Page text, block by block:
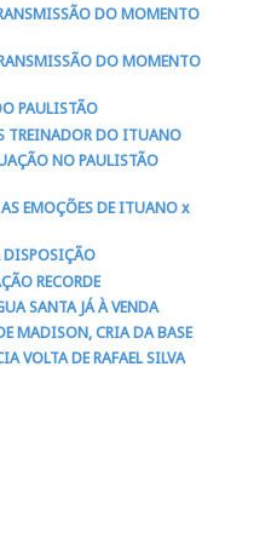
DO MOMENTO
DO MOMENTO
PAULISTÃO
TREINADOR DO ITUANO
NO PAULISTÃO
EMOÇÕES DE ITUANO x
DISPOSIÇÃO
RECORDE
SANTA JÁ À VENDA
MADISON, CRIA DA BASE
VOLTA DE RAFAEL SILVA